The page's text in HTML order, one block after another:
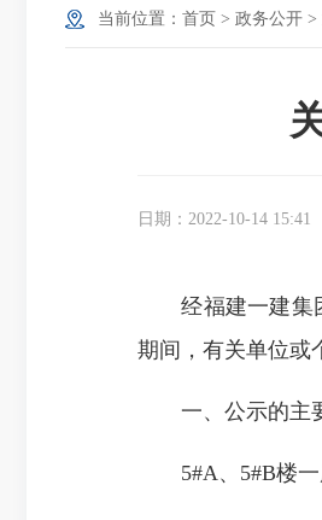
当前位置： 首页 > 政务公开 >
日期：2022-10-14 15:41
经福建一建集团
期间，有关单位或
一、公示的主
5#A、5#B楼一